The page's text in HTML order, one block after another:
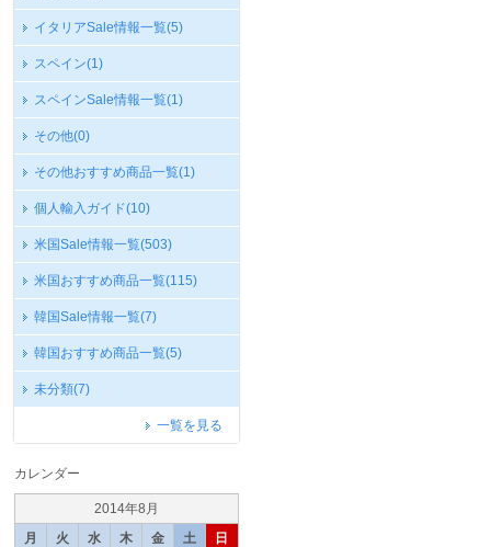
イタリアSale情報一覧(5)
スペイン(1)
スペインSale情報一覧(1)
その他(0)
その他おすすめ商品一覧(1)
個人輸入ガイド(10)
米国Sale情報一覧(503)
米国おすすめ商品一覧(115)
韓国Sale情報一覧(7)
韓国おすすめ商品一覧(5)
未分類(7)
一覧を見る
カレンダー
2014年8月
月
火 水 木 金 土 日